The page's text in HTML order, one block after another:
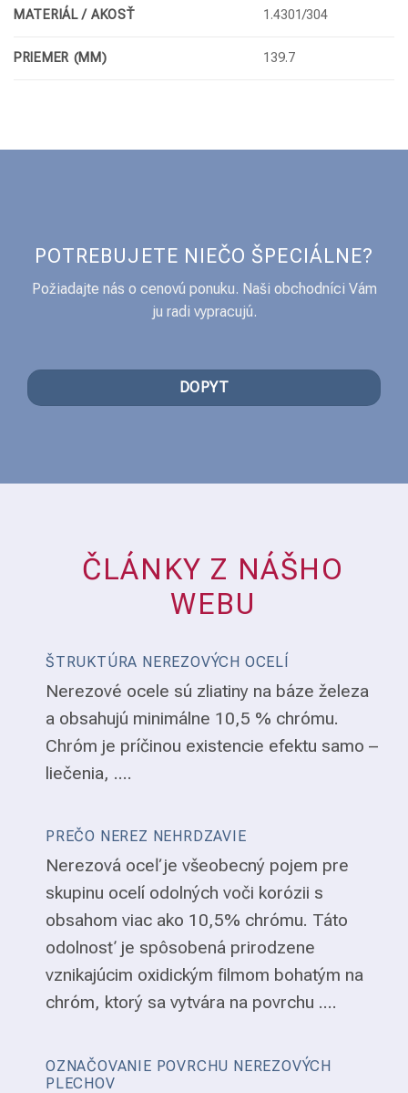
MATERIÁL / AKOSŤ 1.4301/304
PRIEMER (MM) 139.7
POTREBUJETE NIEČO ŠPECIÁLNE?
Požiadajte nás o cenovú ponuku. Naši obchodníci Vám
ju radi vypracujú.
DOPYT
ČLÁNKY Z NÁŠHO
WEBU
ŠTRUKTÚRA NEREZOVÝCH OCELÍ
Nerezové ocele sú zliatiny na báze železa
a obsahujú minimálne 10,5 % chrómu.
Chróm je príčinou existencie efektu samo –
liečenia, ....
PREČO NEREZ NEHRDZAVIE
Nerezová oceľ je všeobecný pojem pre
skupinu ocelí odolných voči korózii s
obsahom viac ako 10,5% chrómu. Táto
odolnosť je spôsobená prirodzene
vznikajúcim oxidickým filmom bohatým na
chróm, ktorý sa vytvára na povrchu ....
OZNAČOVANIE POVRCHU NEREZOVÝCH
PLECHOV